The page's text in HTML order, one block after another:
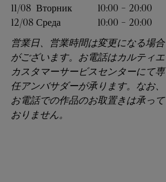
11/08 Вторник 10:00 - 20:00
12/08 Среда 10:00 - 20:00
営業日、営業時間は変更になる場合
がございます。お電話はカルティエ
カスタマーサービスセンターにて専
任アンバサダーが承ります。なお、
お電話での作品のお取置きは承って
おりません。